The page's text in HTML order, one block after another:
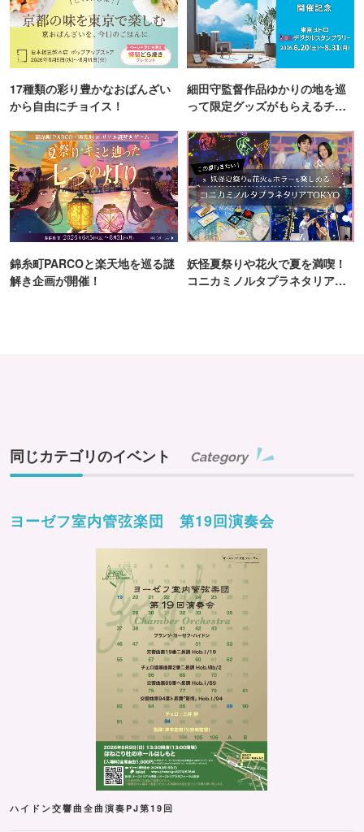
17種類の彩り豊かなおばんざい
から自由にチョイス！
細田守監督作品ゆかりの地を巡
って限定グッズがもらえるチャ
錦糸町PARCOと楽天地を巡る謎
解き企画が開催！
妖怪夏祭りや花火で夏を満喫！
コニカミノルタプラネタリア
同じカテゴリのイベント Category
ヨーゼフ室内管弦楽団 第19回演奏会
ハイドン交響曲全曲演奏PJ第19回